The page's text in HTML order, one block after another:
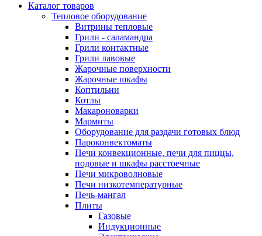
Каталог товаров
Тепловое оборудование
Витрины тепловые
Грили - саламандра
Грили контактные
Грили лавовые
Жарочные поверхности
Жарочные шкафы
Коптильни
Котлы
Макароноварки
Мармиты
Оборудование для раздачи готовых блюд
Пароконвектоматы
Печи конвекционные, печи для пиццы,
подовые и шкафы расстоечные
Печи микроволновые
Печи низкотемпературные
Печь-мангал
Плиты
Газовые
Индукционные